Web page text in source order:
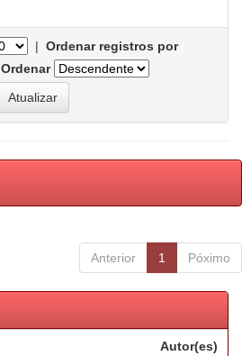
| Ordenar registros por
Ordenar
Anterior 1 Póximo
Autor(es)